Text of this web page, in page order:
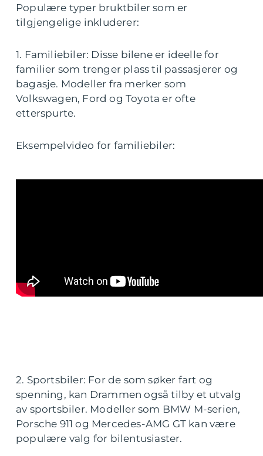
Populære typer bruktbiler som er
tilgjengelige inkluderer:
1. Familiebiler: Disse bilene er ideelle for
familier som trenger plass til passasjerer og
bagasje. Modeller fra merker som
Volkswagen, Ford og Toyota er ofte
etterspurte.
Eksempelvideo for familiebiler:
2. Sportsbiler: For de som søker fart og
spenning, kan Drammen også tilby et utvalg
av sportsbiler. Modeller som BMW M-serien,
Porsche 911 og Mercedes-AMG GT kan være
populære valg for bilentusiaster.